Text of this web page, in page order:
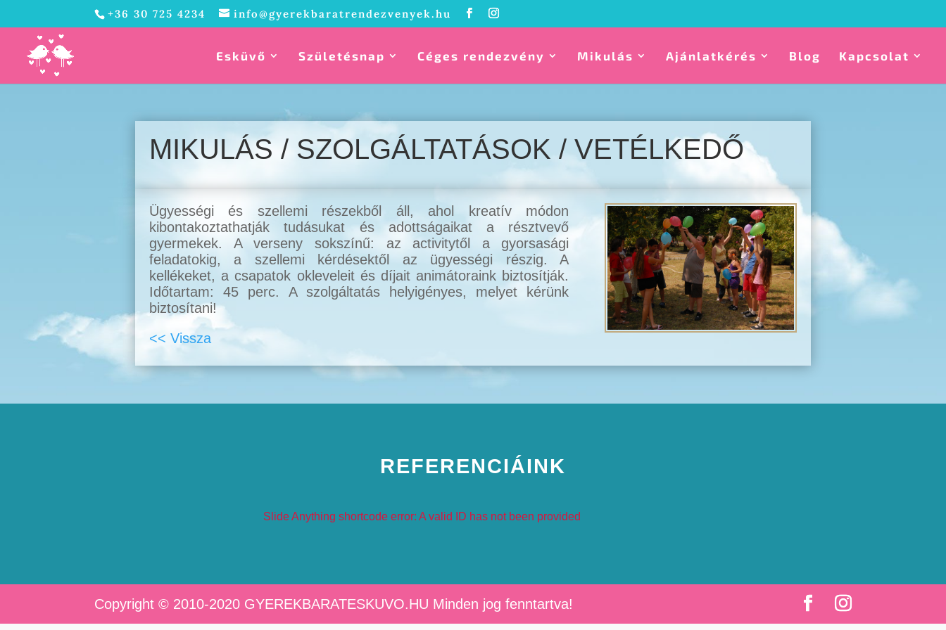
+36 30 725 4234 info@gyerekbaratrendezvenyek.hu
Esküvő Születésnap Céges rendezvény Mikulás Ajánlatkérés Blog Kapcsolat
MIKULÁS / SZOLGÁLTATÁSOK / VETÉLKEDŐ
Ügyességi és szellemi részekből áll, ahol kreatív módon
kibontakoztathatják tudásukat és adottságaikat a résztvevő
gyermekek. A verseny sokszínű: az activitytől a gyorsasági
feladatokig, a szellemi kérdésektől az ügyességi részig. A
kellékeket, a csapatok okleveleit és díjait animátoraink biztosítják.
Időtartam: 45 perc. A szolgáltatás helyigényes, melyet kérünk
biztosítani!
<< Vissza
REFERENCIÁINK
Slide Anything shortcode error: A valid ID has not been provided
Copyright © 2010-2020 GYEREKBARATESKUVO.HU Minden jog fenntartva!